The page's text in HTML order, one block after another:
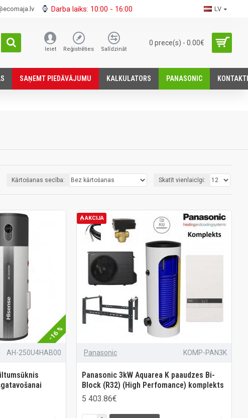
Darba laiks: 10:00 - 16:00 LV
Ieiet Reģistrēties Salīdzināt
0 prece(s) - 0.00€
SАŅEMT PIEDĀVĀJUMU KALKULATORS PANASONIC KONTAKTI
Kārtošanas secība: Skatīt vienlaicīgi:
-16 %
AH-250U4HAB00
AKCIJA
Panasonic KOMP-PAN3K
Panasonic 3kW Aquarea K paaudzes Bi-
Block (R32) (High Perfomance) komplekts
5 403.86€